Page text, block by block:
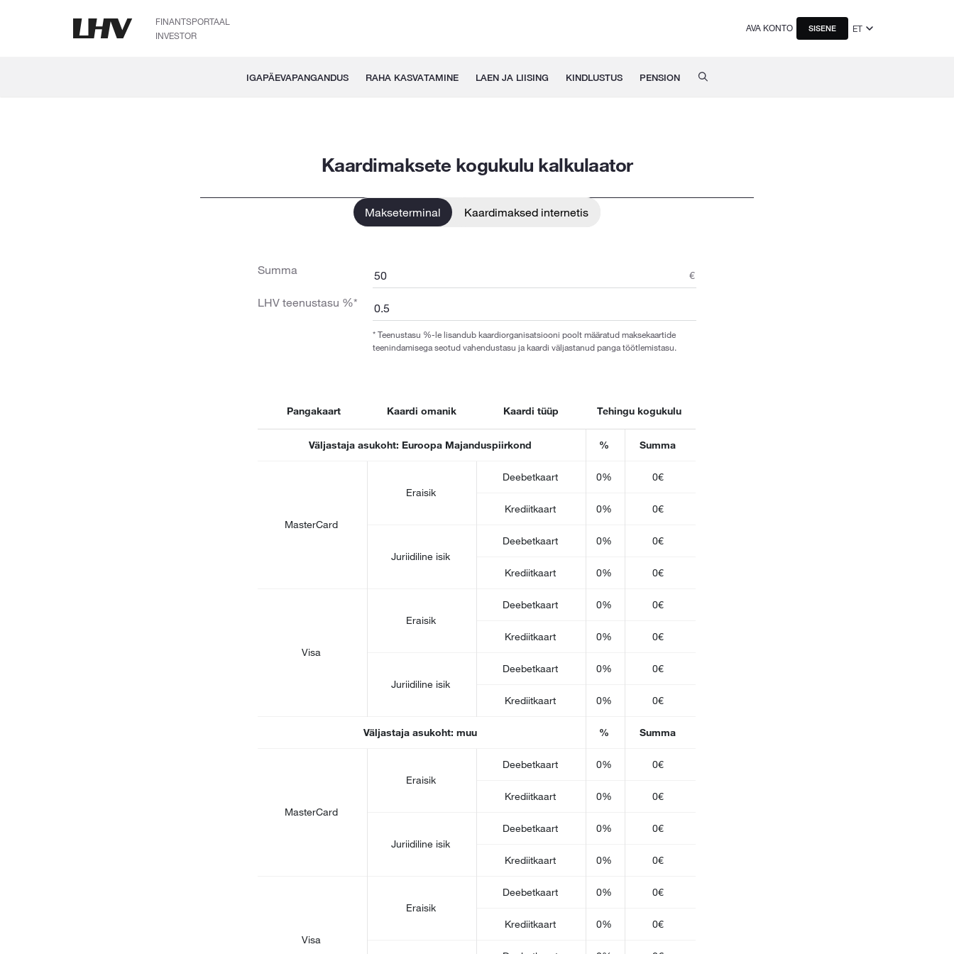
FINANTSPORTAAL
INVESTOR
AVA KONTO SISENE ET
IGAPÄEVAPANGANDUS RAHA KASVATAMINE LAEN JA LIISING KINDLUSTUS PENSION
Kaardimaksete kogukulu kalkulaator
Makseterminal Kaardimaksed internetis
Summa €
LHV teenustasu %*
* Teenustasu %-le lisandub kaardiorganisatsiooni poolt määratud maksekaartide
teenindamisega seotud vahendustasu ja kaardi väljastanud panga töötlemistasu.
Pangakaart Kaardi omanik Kaardi tüüp Tehingu kogukulu
Väljastaja asukoht: Euroopa Majanduspiirkond % Summa
MasterCard
Eraisik
Deebetkaart 0% 0€
Krediitkaart 0% 0€
Juriidiline isik
Deebetkaart 0% 0€
Krediitkaart 0% 0€
Visa
Eraisik
Deebetkaart 0% 0€
Krediitkaart 0% 0€
Juriidiline isik
Deebetkaart 0% 0€
Krediitkaart 0% 0€
Väljastaja asukoht: muu % Summa
MasterCard
Eraisik
Deebetkaart 0% 0€
Krediitkaart 0% 0€
Juriidiline isik
Deebetkaart 0% 0€
Krediitkaart 0% 0€
Visa
Eraisik
Deebetkaart 0% 0€
Krediitkaart 0% 0€